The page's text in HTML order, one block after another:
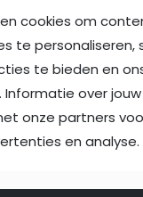
Nefit 2012;
in 2020;
mei 2025.
Betaald
en
Plattegrond
cookies om
te personaliseren,
te bieden en
Informatie over
onze partners
en analyse.